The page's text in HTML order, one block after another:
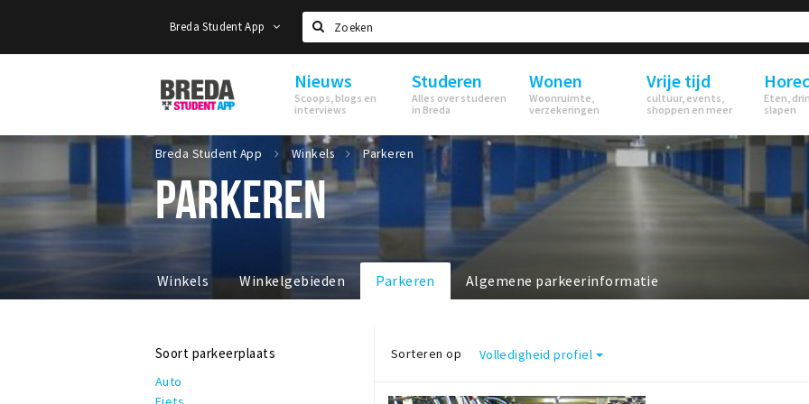
Breda Student App
Zoeken
Breda
Student
Nieuws
Scoops, blogs en
interviews
Studeren
Alles over studeren
in Breda
Wonen
Woonruimte,
verzekeringen
Vrije tijd
cultuur, events,
shoppen en meer
Eten,
slapen
Breda Student App Winkels Parkeren
PARKEREN
Winkels Winkelgebieden Parkeren Algemene parkeerinformatie
Soort parkeerplaats
Auto
Sorteren op Volledigheid profiel